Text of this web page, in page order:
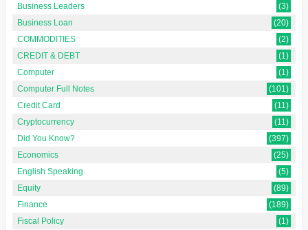
Business Leaders
(3)
Business Loan
(20)
COMMODITIES
(2)
CREDIT & DEBT
(1)
Computer
(1)
Computer Full Notes
(101)
Credit Card
(11)
Cryptocurrency
(11)
Did You Know?
(397)
Economics
(25)
English Speaking
(5)
Equity
(89)
Finance
(189)
Fiscal Policy
(1)